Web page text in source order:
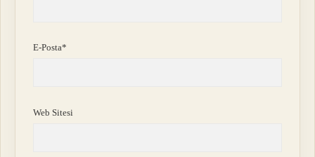
E-Posta*
Web Sitesi